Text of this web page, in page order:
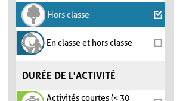
Hors classe
En classe et hors classe
DURÉE DE L'ACTIVITÉ
Activités courtes (< 30